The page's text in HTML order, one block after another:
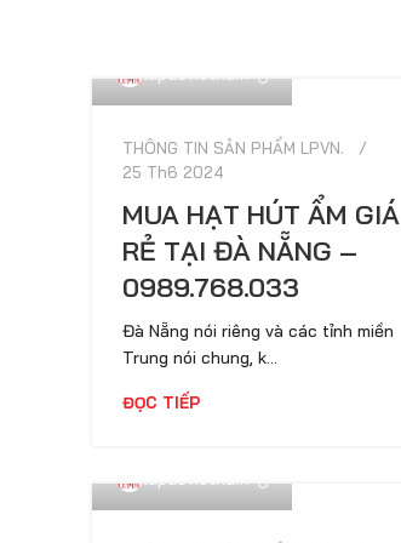
lupusvietnam
THÔNG TIN SẢN PHẨM LPVN.
25 Th6 2024
MUA HẠT HÚT ẨM GIÁ
RẺ TẠI ĐÀ NẴNG –
0989.768.033
Đà Nẵng nói riêng và các tỉnh miền
Trung nói chung, k...
ĐỌC TIẾP
lupusvietnam